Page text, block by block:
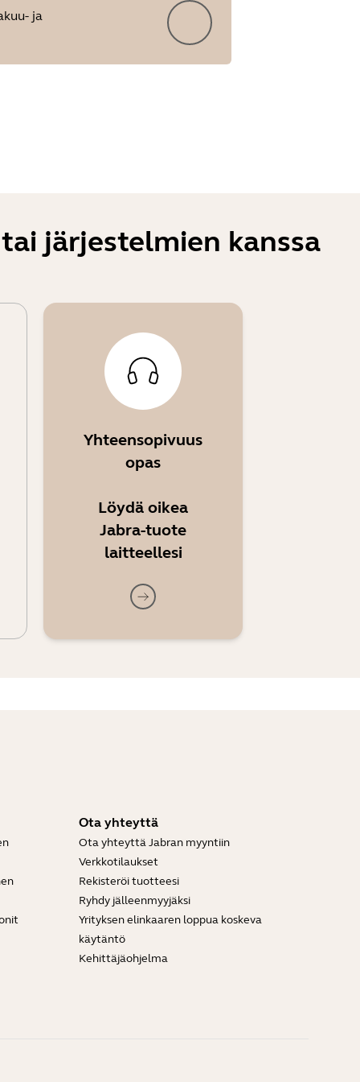
ja
järjestelmien kanssa
Yhteensopivuus
opas
Löydä oikea
Jabra-tuote
laitteellesi
Ota yhteyttä
Ota yhteyttä Jabran myyntiin
Verkkotilaukset
Rekisteröi tuotteesi
Ryhdy jälleenmyyjäksi
Yrityksen elinkaaren loppua koskeva
käytäntö
Kehittäjäohjelma